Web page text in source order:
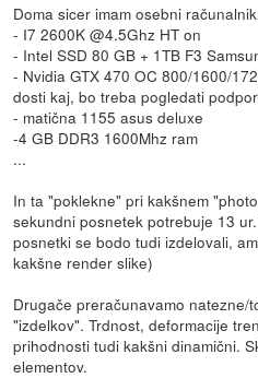
Doma sicer imam osebni
- I7 2600K @4.5Ghz HT on
- Intel SSD 80 GB + 1TB F3
- Nvidia GTX 470 OC 800/1600/
dosti kaj, bo treba pogledati
- matična 1155 asus deluxe
-4 GB DDR3 1600Mhz ram
...
In ta "poklekne" pri kakšnem
sekundni posnetek potrebuje 13
posnetki se bodo tudi izdelovali,
kakšne render slike)
Drugače preračunavamo natezne/
"izdelkov". Trdnost, deformacije
prihodnosti tudi kakšni dinamični.
elementov.